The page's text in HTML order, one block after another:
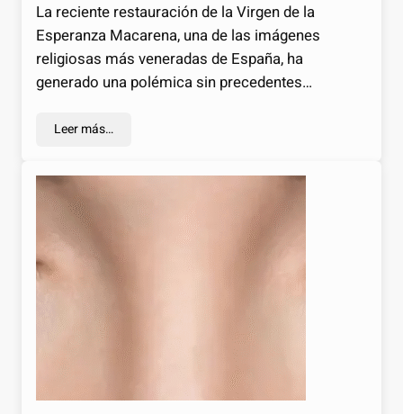
La reciente restauración de la Virgen de la
Esperanza Macarena, una de las imágenes
religiosas más veneradas de España, ha
generado una polémica sin precedentes…
Leer más…